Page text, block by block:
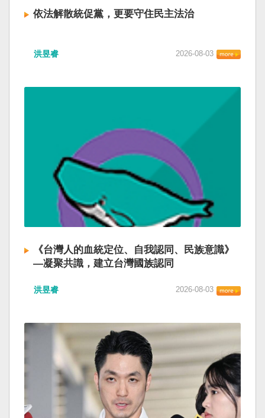
依法解散統促黨，更要守住民主法治
洪昱睿 2026-08-03
《台灣人的血統定位、自我認同、民族意識》
—凝聚共識，建立台灣國族認同
洪昱睿 2026-08-03